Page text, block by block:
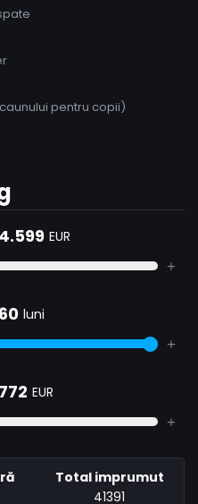
pentru copii)
4.599 EUR
+
60 luni
+
772 EUR
+
Total imprumut
41391